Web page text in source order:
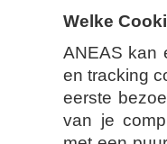
Welke
ANEAS kan
en tracking
eerste
van je